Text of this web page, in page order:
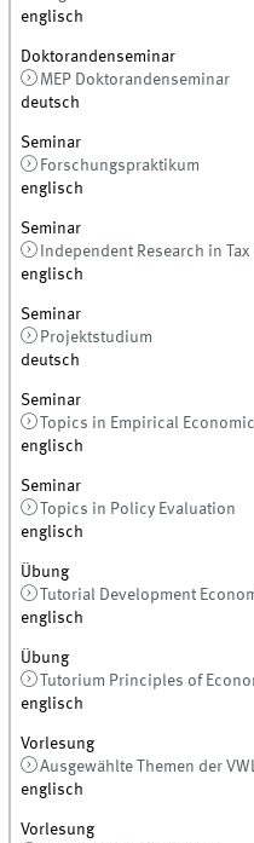
englisch
Doktorandenseminar
MEP Doktorandenseminar
deutsch
Seminar
Forschungspraktikum
englisch
Seminar
Independent Research in
englisch
Seminar
Projektstudium
deutsch
Seminar
Topics in Empirical
englisch
Seminar
Topics in Policy Evaluation
englisch
Übung
Tutorial Development
englisch
Übung
Tutorium Principles of
englisch
Vorlesung
Ausgewählte Themen der
englisch
Vorlesung